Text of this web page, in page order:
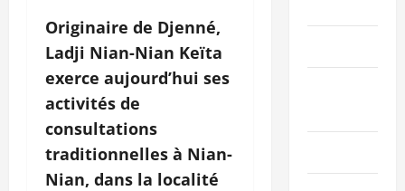
Originaire de Djenné,
Ladji Nian-Nian Keïta
exerce aujourd’hui ses
activités de
consultations
traditionnelles à Nian-
Nian, dans la localité